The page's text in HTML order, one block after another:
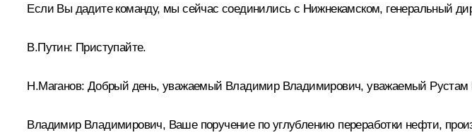
Если Вы дадите команду, мы сейчас соединились с Нижнекамском, генеральный
В.Путин: Приступайте.
Н.Маганов: Добрый день, уважаемый Владимир Владимирович, уважаемый Рустам
Владимир Владимирович, Ваше поручение по углублению переработки нефти,